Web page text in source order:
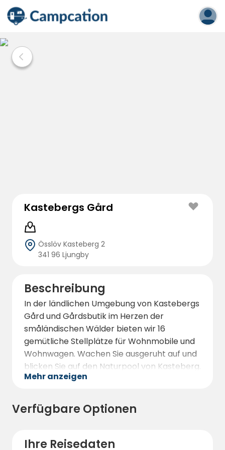
Kastebergs Gård
Össlöv Kasteberg 2
341 96 Ljungby
Beschreibung
In der ländlichen Umgebung von Kastebergs
Gård und Gårdsbutik im Herzen der
småländischen Wälder bieten wir 16
gemütliche Stellplätze für Wohnmobile und
Wohnwagen. Wachen Sie ausgeruht auf und
blicken Sie auf den Naturpool von Kasteberg.
Der Naturpool des Hofes wird mit Wasser
Himmel gefüllt. Ein schöner Ort, an dem Sie
den Alltag auf einem schwedischen
frisch gemähte Heu, wandern Sie durch den
Mehr anzeigen
Verfügbare Optionen
Ihre Reisedaten